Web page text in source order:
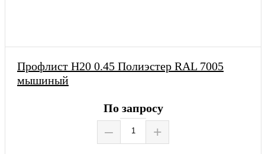
Профлист Н20 0.45 Полиэстер RAL 7005
мышиный
По запросу
– +